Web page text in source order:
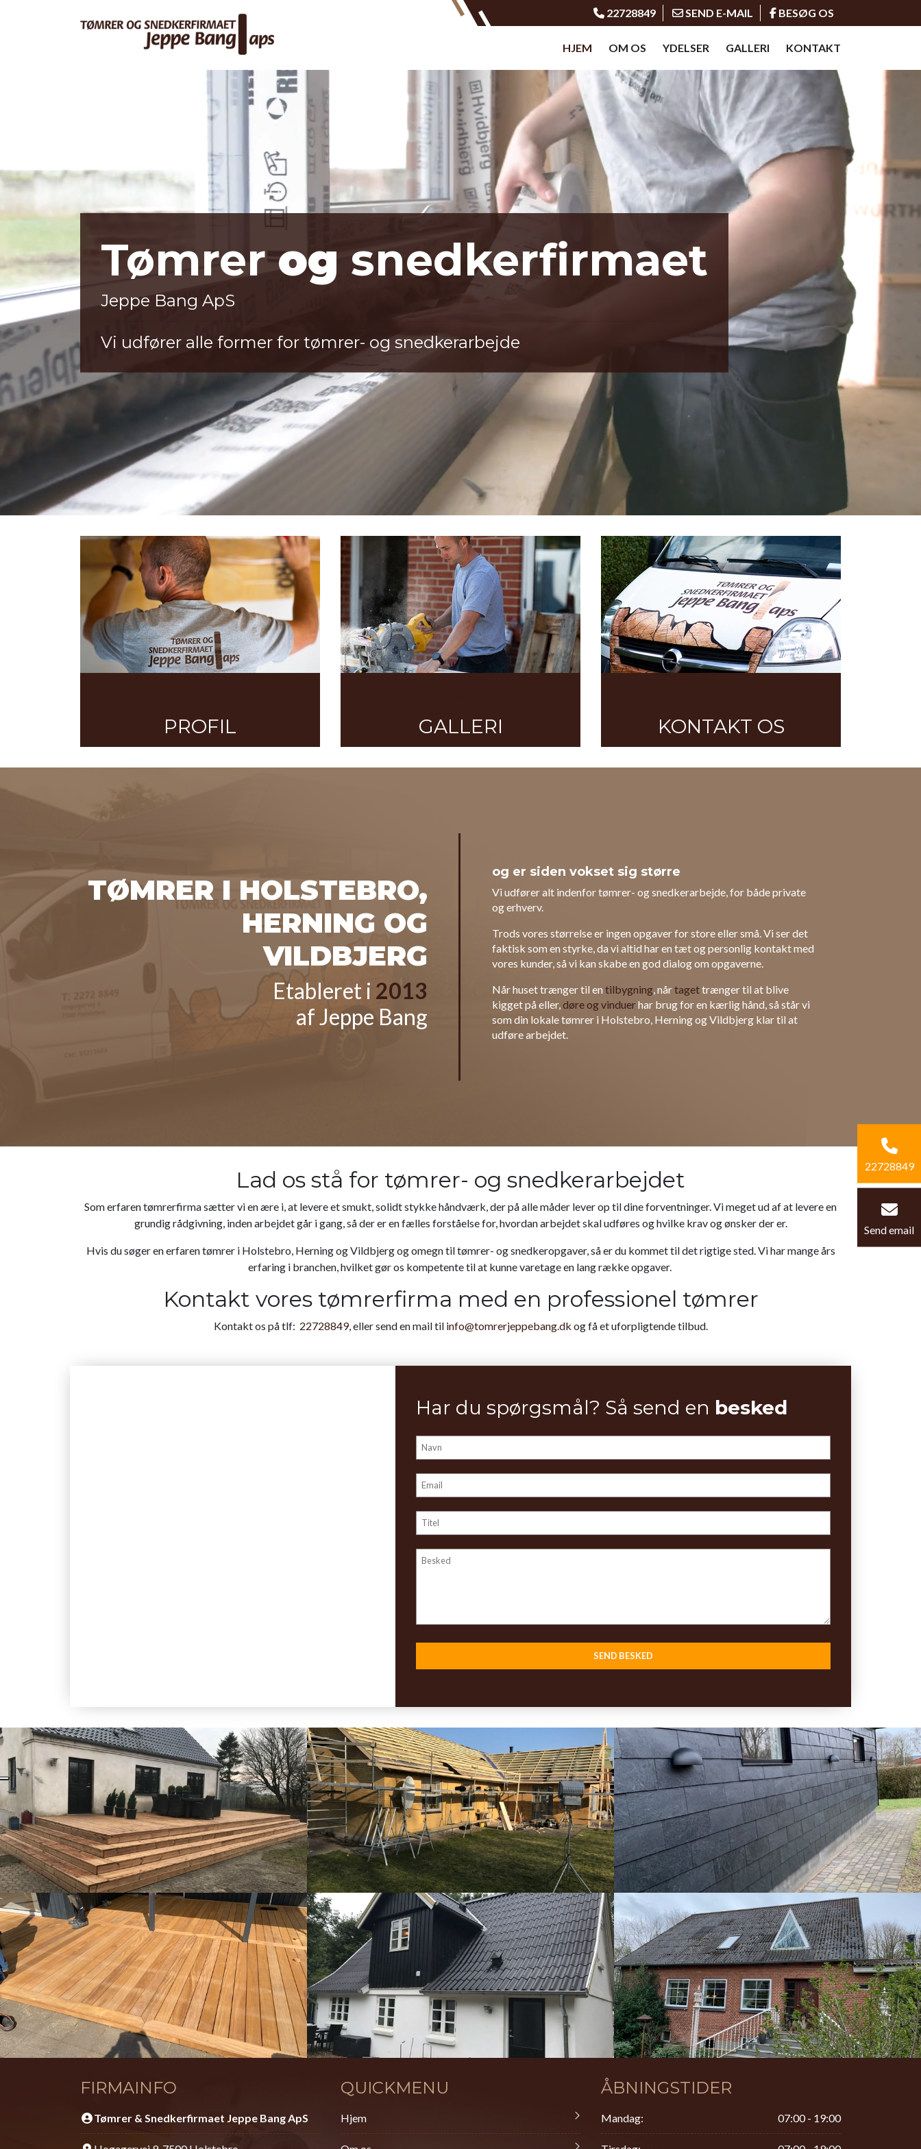
22728849 SEND E-MAIL BESØG OS
HJEM OM OS YDELSER GALLERI KONTAKT
Tømrerog snedkerfirmaet
Jeppe Bang ApS
Vi udfører alle former for tømrer- og snedkerarbejde
PROFIL GALLERI KONTAKT OS
TØMRER I HOLSTEBRO,
HERNING OG
VILDBJERG
Etableret i 2013
af Jeppe Bang
og er siden vokset sig større
Vi udfører alt indenfor tømrer- og snedkerarbejde, for både private
og erhverv.
Trods vores størrelse er ingen opgaver for store eller små. Vi ser det
faktisk som en styrke, da vi altid har en tæt og personlig kontakt med
vores kunder, så vi kan skabe en god dialog om opgaverne.
Når huset trænger til en tilbygning, nårtagettrænger til at blive
kigget på eller,døre og vinduerhar brug for en kærlig hånd, så står vi
som din lokale tømrer i Holstebro, Herning og Vildbjerg klar til at
udføre arbejdet.
Lad os stå for tømrer- og snedkerarbejdet
Som erfaren tømrerfirma sætter vi en ære i, at levere et smukt, solidt stykke håndværk, der på alle måder lever op til dine forventninger. Vi meget ud af at levere en
grundig rådgivning, inden arbejdet går i gang, så der er en fælles forståelse for, hvordan arbejdet skal udføres og hvilke krav og ønsker der er.
Hvis du søger en erfaren tømrer i Holstebro, Herning og Vildbjerg og omegn til tømrer- og snedkeropgaver, så er du kommet til det rigtige sted. Vi har mange års
erfaring i branchen, hvilket gør os kompetente til at kunne varetage en lang række opgaver.
Kontakt vores tømrerfirma med en professionel tømrer
Kontakt os på tlf: 22728849, eller send en mail til info@tomrerjeppebang.dk og få et uforpligtende tilbud.
Har du spørgsmål? Så send en besked
FIRMAINFO
Tømrer & Snedkerfirmaet Jeppe Bang ApS
QUICKMENU
Hjem
ÅBNINGSTIDER
Mandag: 07:00 - 19:00
22728849
Send email